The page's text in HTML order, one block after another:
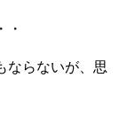
・
ならないが、思